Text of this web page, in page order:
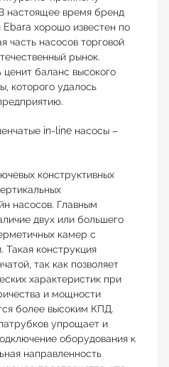
настоящее время бренд
хорошо известен по
часть насосов торговой
рынок.
баланс высокого
которого удалось
in-line насосы –
конструктивных
насосов. Главным
двух или большего
камер с
Такая конструкция
так как позволяет
характеристик при
и мощности
более высоким КПД.
упрощает и
оборудования к
направленность